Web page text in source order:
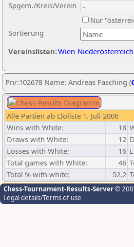
Sortierung
Spgem./Kreis/Verein
Nur
Vereinslisten:Wien Niederösterreich
Pnr:102678 Name: Andreas Fasching (
Alle Partien ab Eloliste 1. Juli 2006
Wins with White:
18
Draws with White:
12
Losses with White:
16
Total games with White:
46
Total % with white:
52,2
Chess-Tournament-Results-Server©
Legal details/Terms of use